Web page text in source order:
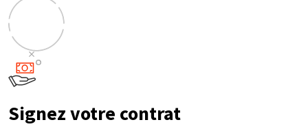
Signez votre contrat